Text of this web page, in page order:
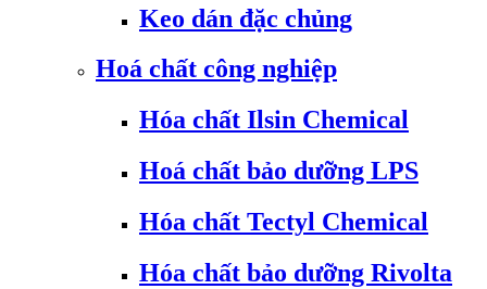
Keo dán đặc chủng
Hoá chất công nghiệp
Hóa chất Ilsin Chemical
Hoá chất bảo dưỡng LPS
Hóa chất Tectyl Chemical
Hóa chất bảo dưỡng Rivolta